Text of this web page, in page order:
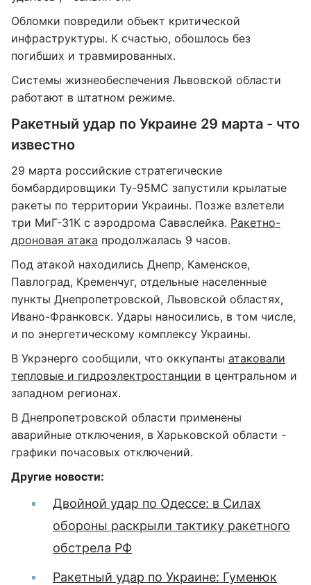
Обломки повредили объект критической
инфраструктуры. К счастью, обошлось без
погибших и травмированных.
Системы жизнеобеспечения Львовской области
работают в штатном режиме.
Ракетный удар по Украине 29 марта - что
известно
29 марта российские стратегические
бомбардировщики Ту-95МС запустили крылатые
ракеты по территории Украины. Позже взлетели
три МиГ-31К с аэродрома Саваслейка. Ракетно-
дроновая атака продолжалась 9 часов.
Под атакой находились Днепр, Каменское,
Павлоград, Кременчуг, отдельные населенные
пункты Днепропетровской, Львовской областях,
Ивано-Франковск. Удары наносились, в том числе,
и по энергетическому комплексу Украины.
В Укрэнерго сообщили, что оккупанты атаковали
тепловые и гидроэлектростанции в центральном и
западном регионах.
В Днепропетровской области применены
аварийные отключения, в Харьковской области -
графики почасовых отключений.
Другие новости:
Двойной удар по Одессе: в Силах
обороны раскрыли тактику ракетного
обстрела РФ
Ракетный удар по Украине: Гуменюк